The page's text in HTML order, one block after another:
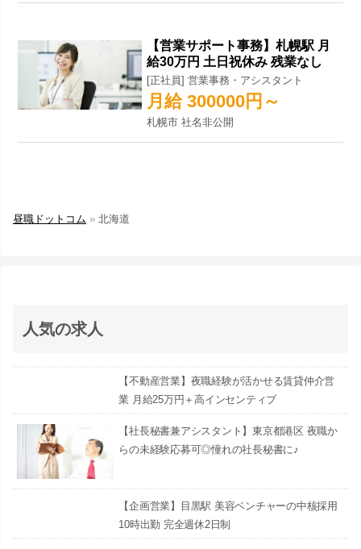
【営業サポート事務】札幌駅 月
給30万円 土日祝休み 残業なし
[正社員] 営業事務・アシスタント
月給 300000円～
札幌市 社名非公開
昼職ドットコム » 北海道
人気の求人
【不動産営業】夜職経験が活かせる賃貸仲介営
業 月給25万円＋高インセンティブ
【社長秘書兼アシスタント】東京都港区 夜職か
らの未経験応募可◎憧れの社長秘書に♪
【企画営業】目黒駅 美容ベンチャーの中核採用
10時出勤 完全週休2日制